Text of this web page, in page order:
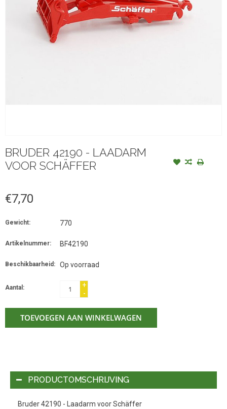
BRUDER 42190 - LAADARM
VOOR SCHÄFFER
€7,70
Gewicht: 770
Artikelnummer: BF42190
Beschikbaarheid: Op voorraad
Aantal:
+
-
TOEVOEGEN AAN WINKELWAGEN
PRODUCTOMSCHRIJVING
Bruder 42190 - Laadarm voor Schäffer